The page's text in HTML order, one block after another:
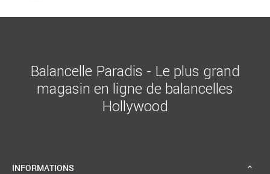
Balancelle Paradis - Le plus grand
magasin en ligne de balancelles
Hollywood
INFORMATIONS